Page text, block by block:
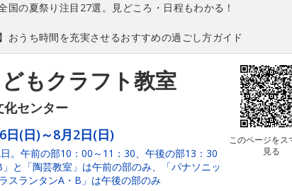
国の夏祭り注目27選。見どころ・日程もわかる！
おうち時間を充実させるおすすめの過ごし方ガイド
もクラフト教室
化センター
このページをス
見る
日(日)～8月2日(日)
。午前の部10：00～11：30、午後の部13：30
と「陶芸教室」は午前の部のみ、「パナソニッ
スランタンA・B」は午後の部のみ